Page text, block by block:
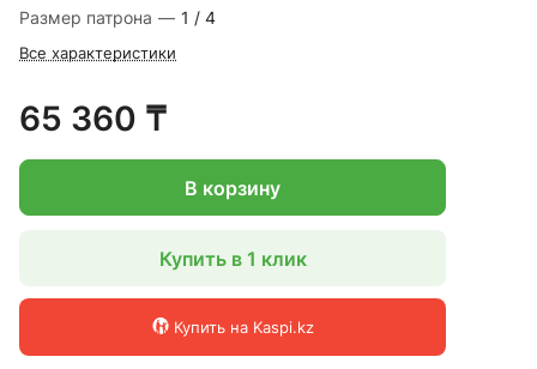
Размер патрона — 1 / 4
Все характеристики
65 360 ₸
В корзину
Купить в 1 клик
Купить на Kaspi.kz